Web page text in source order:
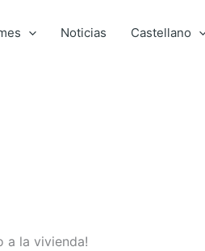
Noticias Castellano
a la vivienda!